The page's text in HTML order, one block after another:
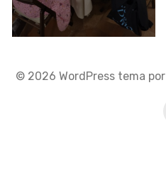
© 2026 WordPress tema por